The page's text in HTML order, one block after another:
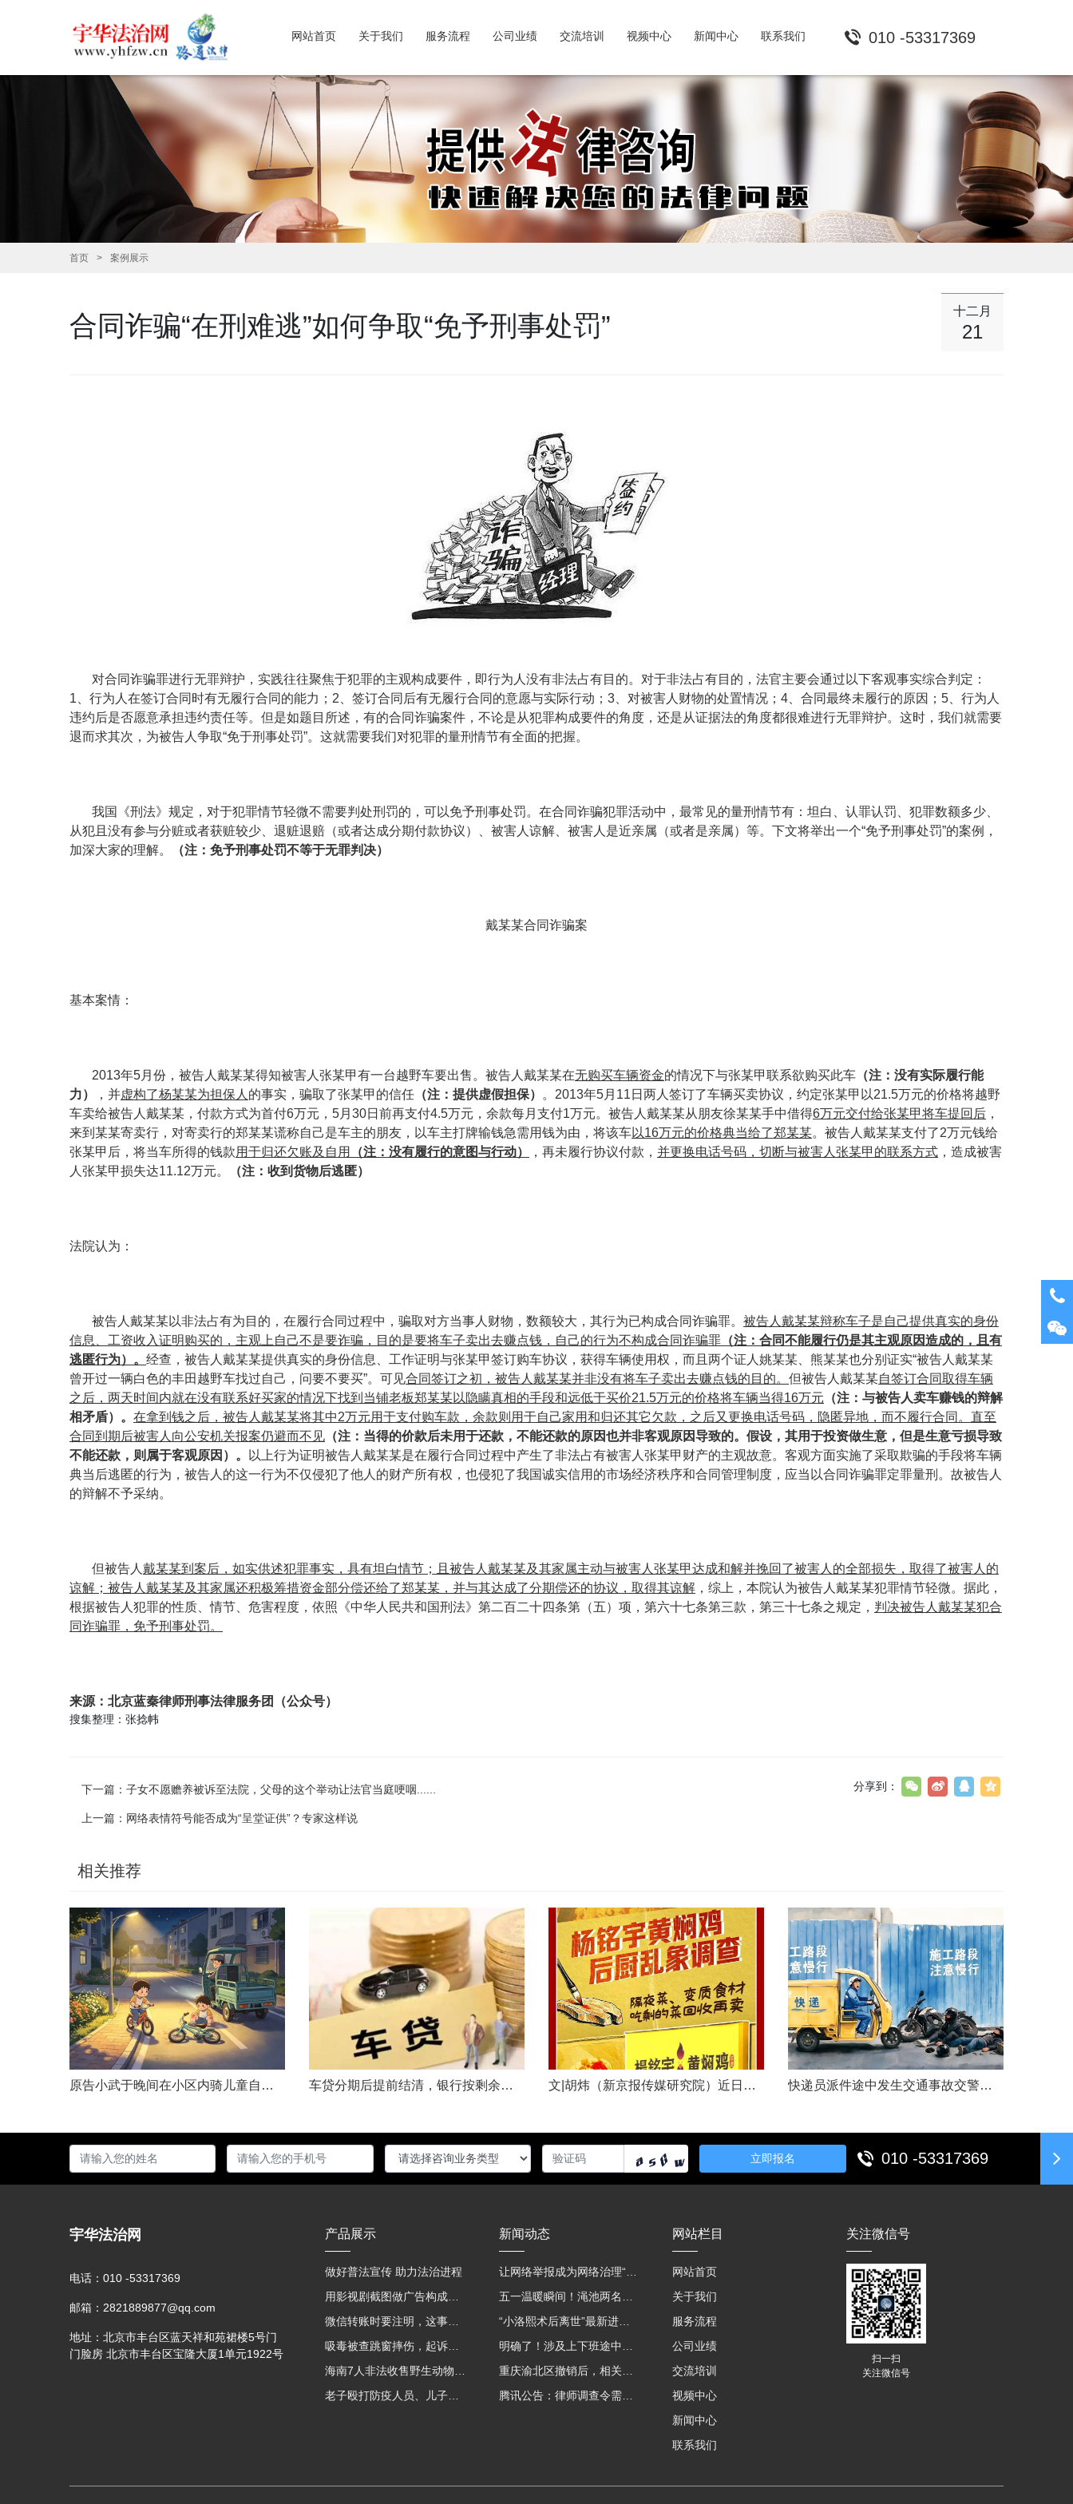
网站首页 关于我们 服务流程 公司业绩 交流培训 视频中心 新闻中心 联系我们 010 -53317369
首页 案例展示
合同诈骗“在刑难逃”如何争取“免予刑事处罚” 十二月
21
对合同诈骗罪进行无罪辩护，实践往往聚焦于犯罪的主观构成要件，即行为人没有非法占有目的。对于非法占有目的， 法官主要会通过以下客观事实综合判定：
1
行为人在签订合同时有无履行合同的能力 ； 2 签订合同后有无履行合同的意愿与实际行动 ； 3 对被害人财物的处置情况 ； 4 合同最终未履行的原因 ； 5
行为人
违约后是否愿意承担违约责任等。 但是如题目所述，有的合同诈骗案件，不论是从犯罪构成要件的角度，还是从证据法的角度都很难进行无罪辩护。这时，我们就需要
退而求其次，为被告人争取“免于刑事处罚”。这就需要我们对犯罪的量刑情节有全面的把握。
我国《刑法》规定， 对于犯罪情节轻微不需要判处刑罚的，可以免予刑事处罚。在合同诈骗犯罪活动中，最常见的量刑情节有：坦白、认罪认罚、犯罪数额多少、
从犯且没有参与分赃或者获赃较少、退赃退赔（或者达成分期付款协议）、被害人谅解 、被害人是近亲属（或者是亲属）等。下文将举出一个“免予刑事处罚”的案例，
加深大家的理解。
（注：免予刑事处罚不等于无罪判决）
戴某某合同诈骗案
基本案情：
2013年5月份，被告人戴某某得知被害人张某甲有一台越野车要出售。被告人戴某某在无购买车辆资金的情况下与张某甲联系欲购买此车 （注：没有实际履行能
力） ，并虚构了杨某某为担保人 的事实，骗取了张某甲的信任 （注：提供虚假担保） 。 2013年5月 11 日两人签订了车辆买卖协议，约定张某甲以21.5万元的价格将越野
车卖给被告人戴某某，付款方式为首付6万元， 5月 30日前再支付4.5万元，余款每月支付1万元。被告人戴某某从朋友徐某某手中借得6万元交付给张某甲将车提回后 ，
来到某某寄卖行，对寄卖行的郑某某谎称自己是车主的朋友，以车主打牌输钱急需用钱为由，将该车以16万元的价格典当给了郑某某。被告人戴某某支付了2万元钱给
张某甲后，将当车所得的钱款用于归还欠账及自用 （注：没有履行的意图与行动） ，再未履行协议付款， 并更换电话号码，切断与被害人张某甲的联系方式 ，造成被害
人张某甲损失达11.12万元。 （注：收到货物后逃匿）
法院认为：
被告人戴某某以非法占有为目的，在履行合同过程中，骗取对方当事人财物，数额较大，其行为已构成合同诈骗罪。 被告人戴某某辩称车子是自己提供真实的身份
信息、工资收入证明购买的，主观上自己不是要诈骗，目的是要将车子卖出去赚点钱，自己的行为不构成合同诈骗罪 （注：合同不能履行仍是其主观原因造成的，且有
逃匿行为）。 经查，被告人戴某某提供真实的身份信息、工作证明与张某甲签订购车协议，获得车辆使用权，而且两个证人姚某某、熊某某也分别证实“被告人戴某某
曾开过一辆白色的丰田越野车找过自己，问要不要买”。可见合同签订之初，被告人戴某某并非没有将车子卖出去赚点钱的目的。 但被告人戴某某自签订合同取得车辆
之后， 两天时间内就在没有联系好买家的情况下找到当铺老板郑某某以隐瞒真相的手段和远低于买价21.5万元的价格将车辆当得16万元 （注：与被告人卖车赚钱的辩解
相矛盾）。 在拿到钱之后，被告人戴某某将其中2万元用于支付购车款，余款则用于自己家用和归还其它欠款，之后又更换电话号码，隐匿异地，而不履行合同。直至
合同到期后被害人向公安机关报案仍避而不见 （注：当得的价款后未用于还款，不能还款的原因也并非客观原因导致的。假设，其用于投资做生意，但是生意亏损导致
不能还款，则属于客观原因 ）。
以上行为证明被告人戴某某是在履行合同过程中产生了非法占有被害人张某甲财产的主观故意。客观方面实施了采取欺骗的手段将车辆
典当后逃匿的行为，被告人的这一行为不仅侵犯了他人的财产所有权，也侵犯了我国诚实信用的市场经济秩序和合同管理制度，应当以合同诈骗罪定罪量刑。故被告人
的辩解不予采纳。
但被告人 戴某某到案后，如实供述犯罪事实，具有坦白情节；且被告人戴某某及其家属主动与被害人张某甲达成和解并挽回了被害人的全部损失，取得了被害人的
谅解；被告人戴某某及其家属还积极筹措资金部分偿还给了郑某某，并与其达成了分期偿还的协议，取得其谅解 ，综上，本院认为被告人戴某某犯罪情节轻微。据此，
根据被告人犯罪的性质、情节、危害程度，依照《中华人民共和国刑法》第二百二十四条第（五）项，第六十七条第三款，第三十七条之规定， 判决被告人戴某某犯合
同诈骗罪，免予刑事处罚。
来源：北京蓝秦律师刑事法律服务团（公众号）
搜集整理：张捻帏
分享到：
下一篇： 子女不愿赡养被诉至法院，父母的这个举动让法官当庭哽咽......
上一篇： 网络表情符号能否成为“呈堂证供”？专家这样说
相关推荐
原告小武于晚间在小区内骑儿童自行车与被告常某驾驶的电动三轮车发生碰撞，致使小武受伤且自行车损坏。事发后，小武及其法定代理人与被告多次协商未果，遂诉至法院请求得到赔偿。菏泽经济开发区人民法院经审理后认为，被告常某驾驶电动三轮车，与骑儿童自行车的小武在小区内主干道发生碰撞一案事实清楚。小武作为一名年仅7岁的未成年人，骑儿童自行车由小道汇入主路时车速较快，致使在主路行驶的常某躲闪不及，并且事故发生时小武...... 车贷分期后提前结清，银行按剩余未摊本金9%收取违约金，借款人以条款无效、标准过高诉至法院，能否得到支持？近日，株洲市天元区法院审理了这起案件。（图源网络 侵删）基本案情2025年2月4日，李四（化名）与某银行分行签订汽车分期借款合同，约定借款46万元、分期60期偿还，按等本等息方式还款；合同明确提前还款违约金按剩余未摊本金9%收取，提前还款申请无法撤销，正常还款满24期提前还款可免收违约金。相关条...... 文|胡炜（新京报传媒研究院）近日，《经济参考报》的一篇关于婴幼儿纸尿裤的调查报道引爆舆论。涉事品牌、检测机构、行业协会先后发声，各方说法相互矛盾，公众焦虑情绪持续发酵。当事件陷入“罗生门”时，有一种声音悄然流传：媒体盯着问题不放，是在刻意挑刺，就是“找茬”。真是这样吗？中国行业报协会于6月23日公开发声，明确支持《经济参考报》的舆论监督行为，并呼吁社会各界支持媒体监督，推动行业规范与治理升级。 0...... 快递员派件途中发生交通事故交警部门认定全责公司赔付93万余元后一纸诉状向快递员全额追偿交通事故全责是否等同于法律上的重大过失用人单位赔付后能否向员工追偿基本案情快递员张某与某服务外包有限公司存在劳动关系。某日，张某派送快递途经施工路段，现场围挡占据大半道路，张某驾驶快递三轮车紧贴施工围挡行驶，在行驶过程中与对向驾驶二轮摩托车的罗某发生碰撞引发事故，致罗某、卢某受伤及车辆受损，卢某伤情严重。交警部门......
立即报名 010 -53317369
宇华法治网
电话： 010 -53317369
邮箱： 2821889877@qq.com
地址： 北京市丰台区蓝天祥和苑裙楼5号门
门脸房 北京市丰台区宝隆大厦1单元1922号
产品展示
做好普法宣传 助力法治进程
新闻动态
“小洛熙术后离世”最新进展：医疗事故鉴定已启动
腾讯公告：律师调查令需要写明法官手机号，2025年12月31日后施行
网站栏目
网站首页
关于我们
服务流程
公司业绩
交流培训
视频中心
新闻中心
联系我们
关注微信号
扫一扫
关注微信号